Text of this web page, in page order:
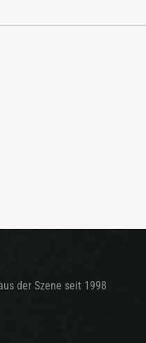
der Szene seit 1998